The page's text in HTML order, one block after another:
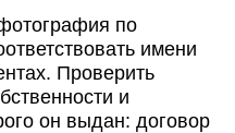
по
имени
Проверить
и
он выдан: договор